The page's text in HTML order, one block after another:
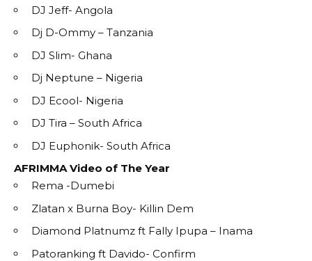
DJ Jeff- Angola
Dj D-Ommy – Tanzania
DJ Slim- Ghana
Dj Neptune – Nigeria
DJ Ecool- Nigeria
DJ Tira – South Africa
DJ Euphonik- South Africa
AFRIMMA Video of The Year
Rema -Dumebi
Zlatan x Burna Boy- Killin Dem
Diamond Platnumz ft Fally Ipupa – Inama
Patoranking ft Davido- Confirm